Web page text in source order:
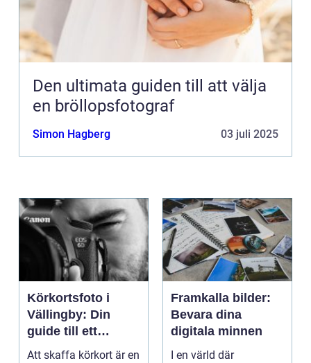
Den ultimata guiden till att välja
en bröllopsfotograf
Simon Hagberg 03 juli 2025
Körkortsfoto i
Vällingby: Din
guide till ett
perfekt foto
Att skaffa körkort är en
Framkalla bilder:
Bevara dina
digitala minnen
I en värld där